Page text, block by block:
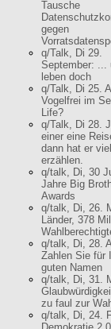
Tausche
gegen
q/Talk, Di 29.
September: ...
leben doch
q/Talk, Di 25.
Vogelfrei im
Life?
q/Talk, Di 28.
einer eine
dann hat er
erzählen.
q/talk, Di, 30
Jahre Big
Awards
q/talk, Di, 26.
Länder, 378
q/talk, Di, 28.
Zahlen Sie für
guten Namen
q/talk, Di, 31.
zu faul zur
q/talk, Di, 24.